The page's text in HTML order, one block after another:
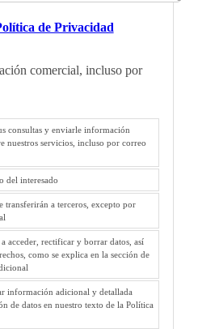
de Privacidad
comercial, incluso por
consultas y enviarle información
nuestros servicios, incluso por correo
del interesado
transferirán a terceros, excepto por
acceder, rectificar y borrar datos, así
como se explica en la sección de
información adicional y detallada
de datos en nuestro texto de la Política